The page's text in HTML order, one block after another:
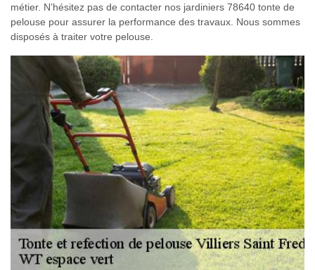
métier. N’hésitez pas de contacter nos jardiniers 78640 tonte de
pelouse pour assurer la performance des travaux. Nous sommes
disposés à traiter votre pelouse.